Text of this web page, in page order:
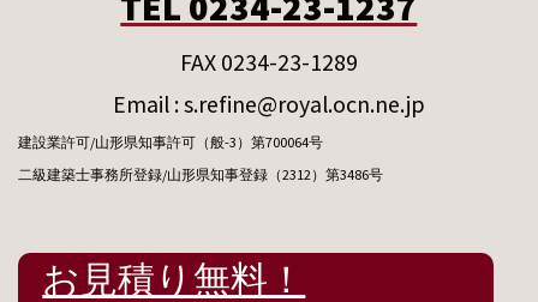
FAX 0234-23-1289
Email : s.refine@royal.ocn.ne.jp
建設業許可/山形県知事許可（般-3）第700064号
二級建築士事務所登録/山形県知事登録（2312）第3486号
お見積り無料！